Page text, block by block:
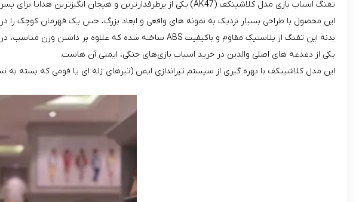
تفنگ اسباب‌ بازی مدل کلاشینکف (AK47) یکی از پرطرفدارترین و هیجان‌ انگیزترین هدایا برای پسر‌بچه‌ هایی است که به بازی‌ های نقش‌ آفرینی و ماجراجویانه علاقه دارند.
این محصول با طراحی بسیار نزدیک به نمونه‌ های واقعی و ابعاد بزرگ، حس یک قهرمان کوچک را
بدنه این تفنگ از پلاستیک مقاوم و باکیفیت ABS ساخته شده که علاوه بر داشتن وزن مناسب، در برابر ضربات احتمالی حین بازی‌ های پرتحرک کودکان بسیار بادوام است.
یکی از دغدغه‌ های اصلی والدین در خرید اسباب‌ بازی‌های جنگی، ایمنی آن‌ هاست.
این مدل کلاشینکف با بهره‌ گیری از سیستم تیراندازی ایمن (تیرهای ژله‌ ای یا فومی که بسته